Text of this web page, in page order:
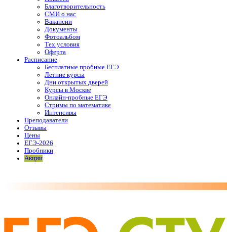
Благотворительность
СМИ о нас
Вакансии
Документы
Фотоальбом
Тех условия
Оферта
Расписание
Бесплатные пробные ЕГЭ
Летние курсы
Дни открытых дверей
Курсы в Москве
Онлайн-пробные ЕГЭ
Стримы по математике
Интенсивы
Преподаватели
Отзывы
Цены
ЕГЭ-2026
Пробники
Акции